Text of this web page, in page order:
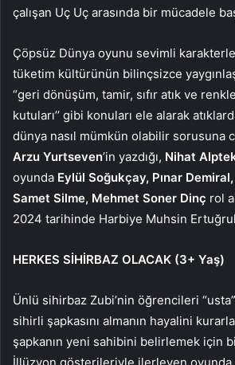
çalışan Uç Uç arasında bir mücadele
Çöpsüz Dünya oyunu sevimli
tüketim kültürünün bilinçsizce
“geri dönüşüm, tamir, sıfır atık ve
kutuları’’ gibi konuları ele alarak
dünya nasıl mümkün olabilir sorusuna
Arzu Yurtseven’in yazdığı, Nihat
oyunda Eylül Soğukçay, Pınar
Samet Silme, Mehmet Soner Dinç rol
2024 tarihinde Harbiye Muhsin
HERKES SİHİRBAZ OLACAK (3+ Yaş)
Ünlü sihirbaz Zubi’nin öğrencileri
sihirli şapkasını almanın hayalini
şapkanın yeni sahibini belirlemek için